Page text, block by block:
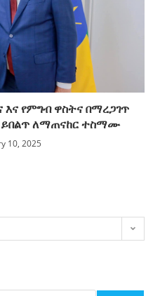
የምግብ ዋስትና በማረጋገጥ
ለማጠናከር ተስማሙ
10, 2025